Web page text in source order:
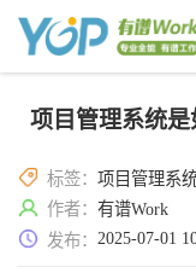
项目管理系统是
标签：项目管理系
作者：有谱Work
发布：2025-07-01